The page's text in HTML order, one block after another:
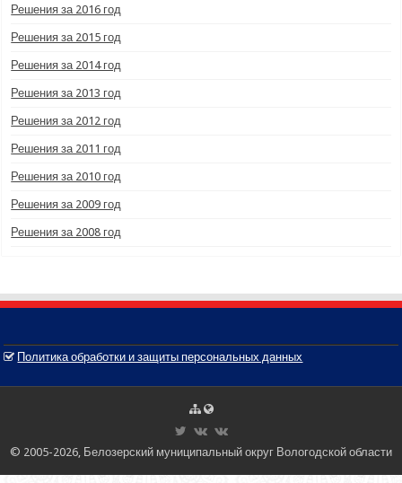
Решения за 2016 год
Решения за 2015 год
Решения за 2014 год
Решения за 2013 год
Решения за 2012 год
Решения за 2011 год
Решения за 2010 год
Решения за 2009 год
Решения за 2008 год
Политика обработки и защиты персональных данных
© 2005-2026, Белозерский муниципальный округ Вологодской области